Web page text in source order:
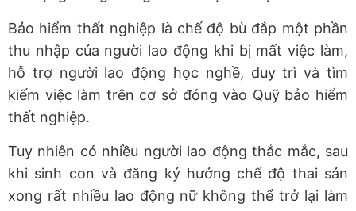
Bảo hiểm thất nghiệp là chế độ bù đắp một phần
thu nhập của người lao động khi bị mất việc làm,
hỗ trợ người lao động học nghề, duy trì và tìm
kiếm việc làm trên cơ sở đóng vào Quỹ bảo hiểm
thất nghiệp.
Tuy nhiên có nhiều người lao động thắc mắc, sau
khi sinh con và đăng ký hưởng chế độ thai sản
xong rất nhiều lao động nữ không thể trở lại làm